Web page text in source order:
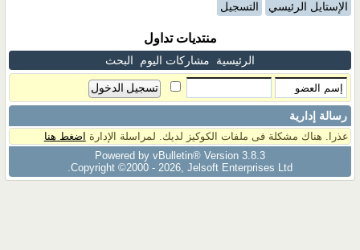
الإستايل الرئيسي التسجيل
منتديات تداول
الرئيسية مشاركات اليوم البحث
رسالة إدارية
عذرا. هناك مشكلة فى ملفات الكوكيز لديك. لمراسلة الإدارة اضغط هنا
Powered by vBulletin® Version 3.8.3
Copyright ©2000 - 2026, Jelsoft Enterprises Ltd.